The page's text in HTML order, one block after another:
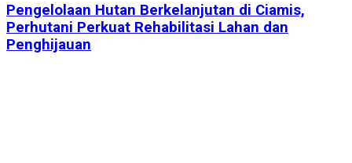
Pengelolaan Hutan Berkelanjutan di Ciamis,
Perhutani Perkuat Rehabilitasi Lahan dan
Penghijauan